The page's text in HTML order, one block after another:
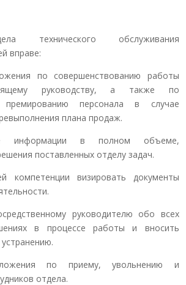
технического обслуживания
вправе:
по совершенствованию работы
руководству, а также по
премированию персонала в случае
плана продаж.
информации в полном объеме,
поставленных отделу задач.
компетенции визировать документы
руководителю обо всех
в процессе работы и вносить
по приему, увольнению и
отдела.